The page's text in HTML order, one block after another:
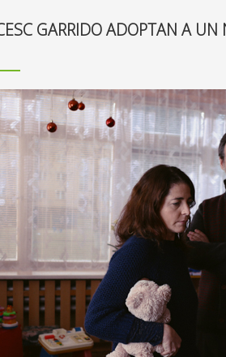
GARRIDO ADOPTAN A